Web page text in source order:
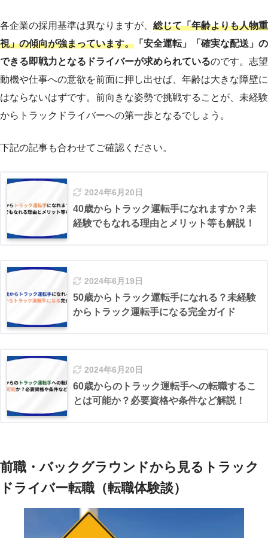
各企業の採用基準は異なりますが、 総じて「年齢よりも人物重
視」の傾向が強まっています。 「安全運転」「確実な配送」の
できる即戦力となるドライバーが求められているのです。志望
動機や仕事への意欲を前面に押し出せば、年齢は大きな障壁に
はならないはずです。前向きな姿勢で挑戦することが、未経験
からトラックドライバーへの第一歩となるでしょう。
下記の記事も合わせてご確認ください。
2024年6月20日
40歳からトラック運転手になれますか？未
経験でもなれる理由とメリット等も解説！
2024年6月19日
50歳からトラック運転手になれる？未経験
からトラック運転手になる完全ガイド
2024年6月20日
60歳からのトラック運転手への転職するこ
とは可能か？必要資格や条件など解説！
前職・バックグラウンドから見るトラック
ドライバー転職（転職体験談）